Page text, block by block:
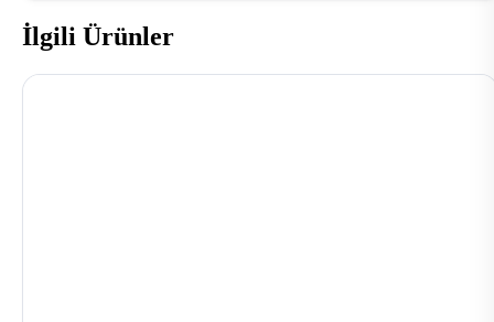
İlgili Ürünler